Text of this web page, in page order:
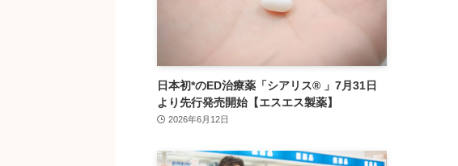
日本初*のED治療薬「シアリス® 」7月31日
より先行発売開始【エスエス製薬】
2026年6月12日